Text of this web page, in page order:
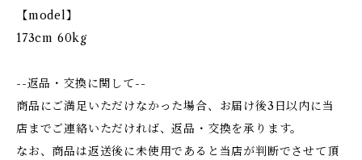
【model】
173cm 60kg
--返品・交換に関して--
商品にご満足いただけなかった場合、お届け後3日以内に当
店までご連絡いただければ、返品・交換を承ります。
なお、商品は返送後に未使用であると当店が判断でさせて頂